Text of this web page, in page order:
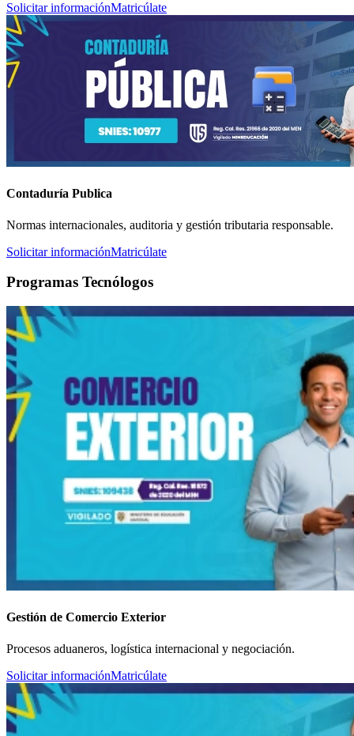
Solicitar informaciónMatricúlate
Contaduría Publica
Normas internacionales, auditoria y gestión tributaria responsable.
Solicitar informaciónMatricúlate
Programas Tecnólogos
Gestión de Comercio Exterior
Procesos aduaneros, logística internacional y negociación.
Solicitar informaciónMatricúlate